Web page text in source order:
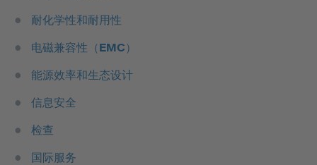
耐化学性和耐用性
电磁兼容性（EMC）
能源效率和生态设计
信息安全
检查
国际服务